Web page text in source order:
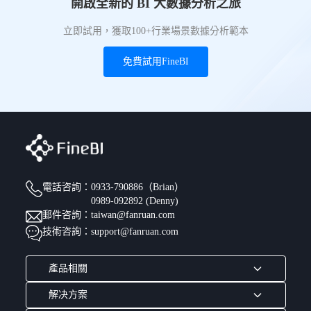
開啟全新的 BI 大數據分析之旅
立即試用，獲取100+行業場景數據分析範本
免費試用FineBI
電話咨詢： 0933-790886（Brian）
0989-092892 (Denny)
郵件咨詢：taiwan@fanruan.com
技術咨詢：support@fanruan.com
產品相關
FineBl6.1亮點
解决方案